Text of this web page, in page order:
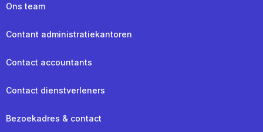
Ons team
Contant administratiekantoren
Contact accountants
Contact dienstverleners
Bezoekadres & contact